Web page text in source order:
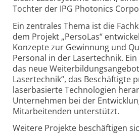
Tochter der IPG Photonics
Ein zentrales Thema ist die
dem Projekt „PersoLas“
Konzepte zur Gewinnung und
Personal in der Lasertechnik.
das neue
Lasertechnik“, das Beschäftigte
laserbasierte Technologien
Unternehmen bei der
Mitarbeitenden unterstützt.
Weitere Projekte beschäftigen